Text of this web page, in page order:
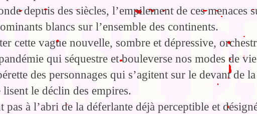
depuis des siècles, l’empilement de ces menaces
blancs sur l’ensemble des continents.
cette vague nouvelle, sombre et dépressive,
qui séquestre et bouleverse nos modes de
des personnages qui s’agitent sur le devant de la
lisent le déclin des empires.
pas à l’abri de la déferlante déjà perceptible et